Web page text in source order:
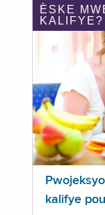
ÈSKE
KALIFYE?
kalifye